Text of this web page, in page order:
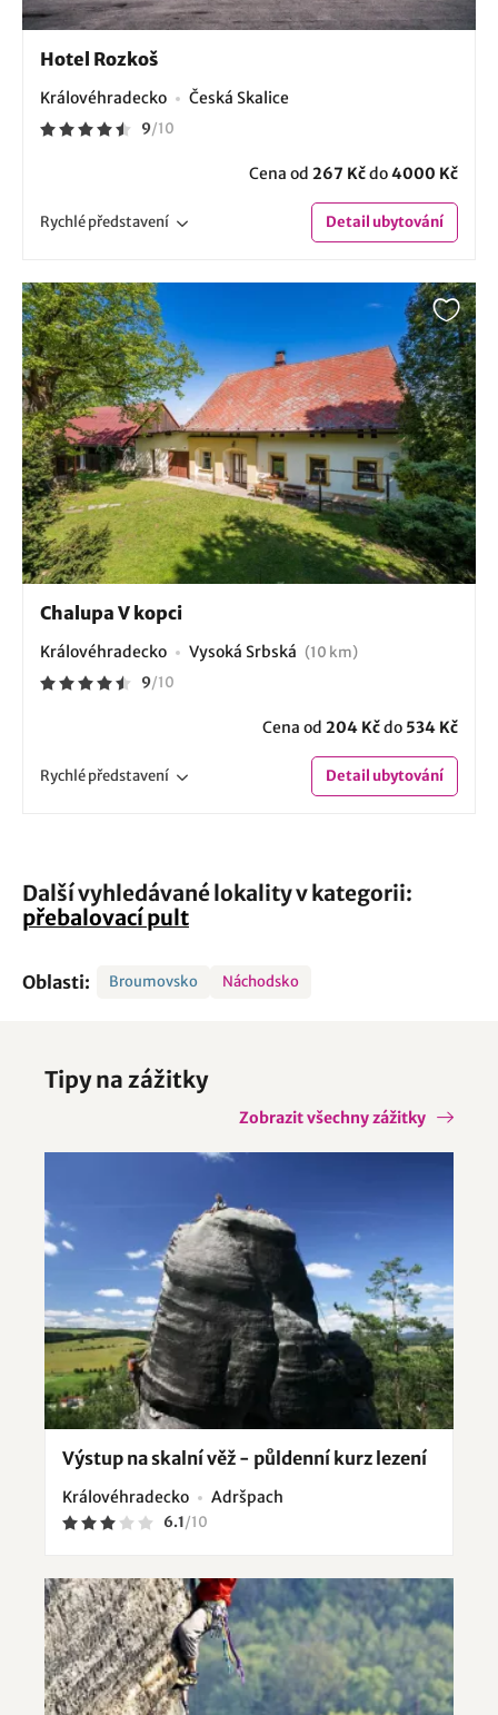
Hotel Rozkoš
Královéhradecko Česká Skalice
9/10
Cena od 267 Kčdo4000 Kč
Rychlépředstavení Detailubytování
Chalupa V kopci
Královéhradecko Vysoká Srbská (10 km)
9/10
Cena od 204 Kčdo 534 Kč
Rychlépředstavení Detailubytování
Další vyhledávané lokality v kategorii:
přebalovací pult
Oblasti: Broumovsko Náchodsko
Tipy na zážitky
Zobrazit všechny zážitky
Výstup na skalní věž - půldenní kurz lezení
Královéhradecko Adršpach
6.1/10